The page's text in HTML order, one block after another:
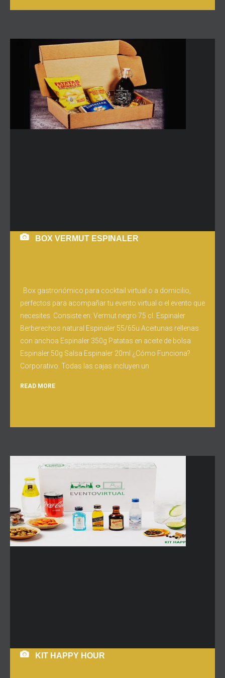
BOX VERMUT ESPINALER
Box gastronómico para cocktail virtual o a domicilio,
perfectos para acompañar tu evento virtual o el evento que
necesites. Consiste en: Vermut negro 75 cl. Espinaler
Berberechos natural Espinaler 55/65u Aceitunas rellenas
con anchoa Espinaler 350g Patatas en aceite de bolsa
Espinaler 50g Salsa Espinaler 20ml ¿Cómo Funciona?
Corporativo. Todas las cajas incluyen un
READ MORE
KIT HAPPY HOUR